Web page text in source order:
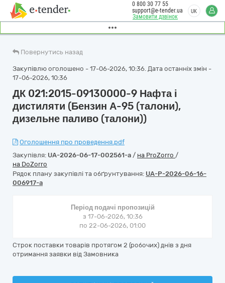
Замовити дзвінок
0 800 30 77 55
support@e-tender.ua
UK
Повернутись назад
Закупівлю оголошено - 17-06-2026, 10:36. Дата останніх змін -
17-06-2026, 10:36
ДК 021:2015-09130000-9 Нафта і
дистиляти (Бензин А-95 (талони),
дизельне паливо (талони))
Оголошення про проведення.pdf
Закупівля: UA-2026-06-17-002561-a / на ProZorro /
на DoZorro
Рядок плану закупівлі та обґрунтування: UA-P-2026-06-16-
006917-a
Період подачі пропозицій
з 17-06-2026, 10:36
по 22-06-2026, 01:00
Строк поставки товарів протягом 2 (робочих) днів з дня
отримання заявки від Замовника